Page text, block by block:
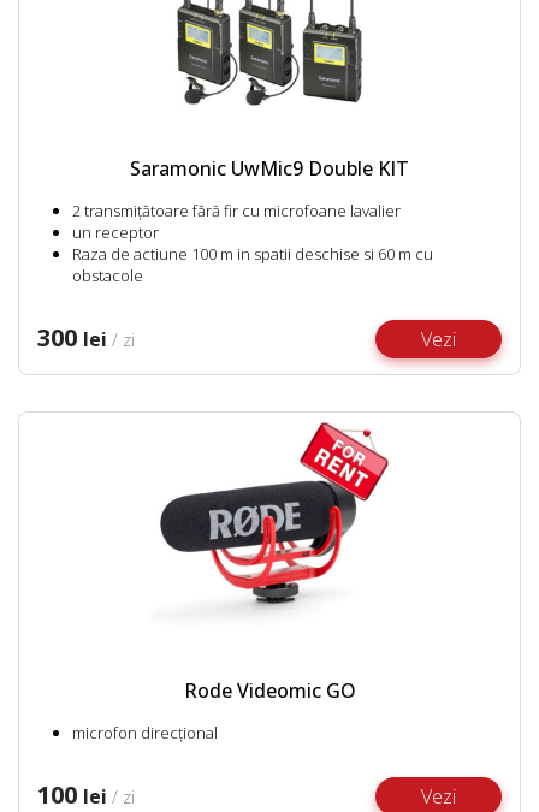
Saramonic UwMic9 Double KIT
2 transmițătoare fără fir cu microfoane lavalier
un receptor
Raza de actiune 100 m in spatii deschise si 60 m cu
obstacole
300 lei / zi Vezi
Rode Videomic GO
microfon direcțional
100 lei / zi Vezi